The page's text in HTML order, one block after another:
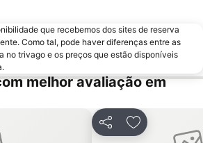
do Vao
Areal
Canelas
Puerto de Panxón
Plaza de América
que recebemos dos sites de reserva
Como tal, pode haver diferenças entre as
no trivago e os preços que estão disponíveis
melhor avaliação em
favoritos PartilharAdicionar